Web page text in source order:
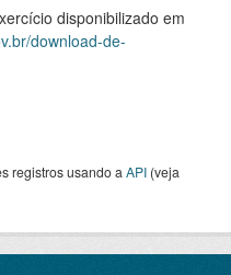
disponibilizado em
download-de-
registros usando a API (veja